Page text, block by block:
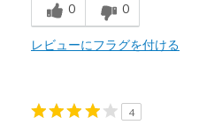
0 0
レビューにフラグを付ける
4